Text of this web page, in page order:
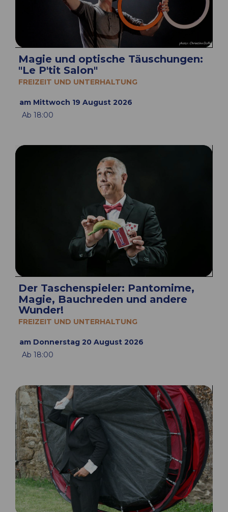
Magie und optische Täuschungen:
"Le P'tit Salon"
FREIZEIT UND UNTERHALTUNG
am Mittwoch 19 August 2026
Ab 18:00
Der Taschenspieler: Pantomime,
Magie, Bauchreden und andere
Wunder!
FREIZEIT UND UNTERHALTUNG
am Donnerstag 20 August 2026
Ab 18:00